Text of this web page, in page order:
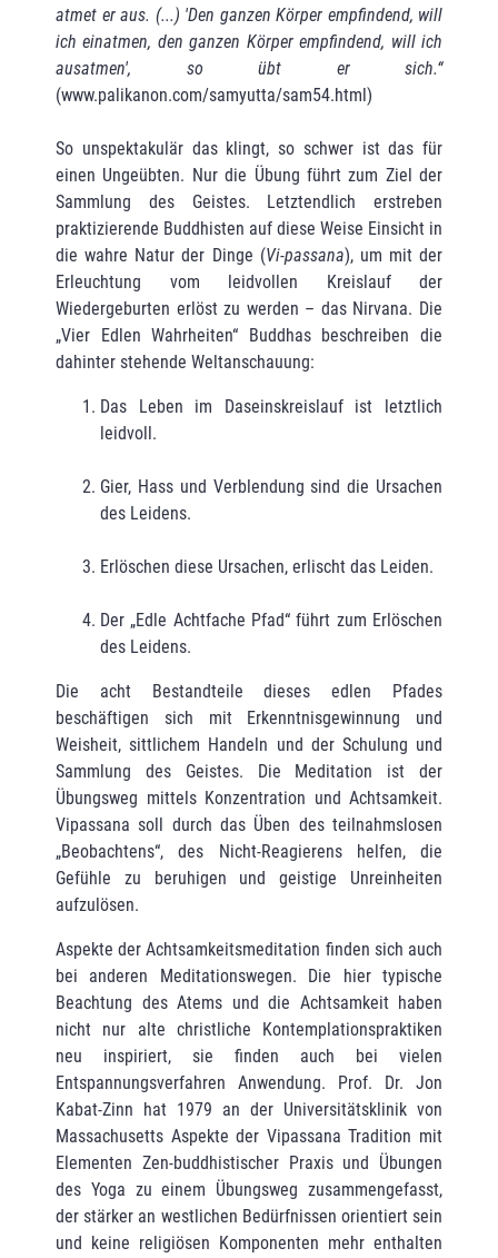
atmet er aus. (...) 'Den ganzen Körper empfindend, will
ich einatmen, den ganzen Körper empfindend, will ich
ausatmen', so übt er sich.“
(www.palikanon.com/samyutta/sam54.html)
So unspektakulär das klingt, so schwer ist das für
einen Ungeübten. Nur die Übung führt zum Ziel der
Sammlung des Geistes. Letztendlich erstreben
praktizierende Buddhisten auf diese Weise Einsicht in
die wahre Natur der Dinge (Vi-passana), um mit der
Erleuchtung vom leidvollen Kreislauf der
Wiedergeburten erlöst zu werden – das Nirvana. Die
„Vier Edlen Wahrheiten“ Buddhas beschreiben die
dahinter stehende Weltanschauung:
Das Leben im Daseinskreislauf ist letztlich
leidvoll.
Gier, Hass und Verblendung sind die Ursachen
des Leidens.
Erlöschen diese Ursachen, erlischt das Leiden.
Der „Edle Achtfache Pfad“ führt zum Erlöschen
des Leidens.
Die acht Bestandteile dieses edlen Pfades
beschäftigen sich mit Erkenntnisgewinnung und
Weisheit, sittlichem Handeln und der Schulung und
Sammlung des Geistes. Die Meditation ist der
Übungsweg mittels Konzentration und Achtsamkeit.
Vipassana soll durch das Üben des teilnahmslosen
„Beobachtens“, des Nicht-Reagierens helfen, die
Gefühle zu beruhigen und geistige Unreinheiten
aufzulösen.
Aspekte der Achtsamkeitsmeditation finden sich auch
bei anderen Meditations­wegen. Die hier typische
Beachtung des Atems und die Achtsamkeit haben
nicht nur alte christliche Kontemplationspraktiken
neu inspiriert, sie finden auch bei vielen
Entspannungs­verfahren Anwendung. Prof. Dr. Jon
Kabat-Zinn hat 1979 an der Universitätsklinik von
Massachusetts Aspekte der Vipassana Tradition mit
Elementen Zen-buddhistischer Praxis und Übungen
des Yoga zu einem Übungsweg zusammengefasst,
der stärker an westlichen Bedürfnissen orientiert sein
und keine religiösen Komponenten mehr enthalten